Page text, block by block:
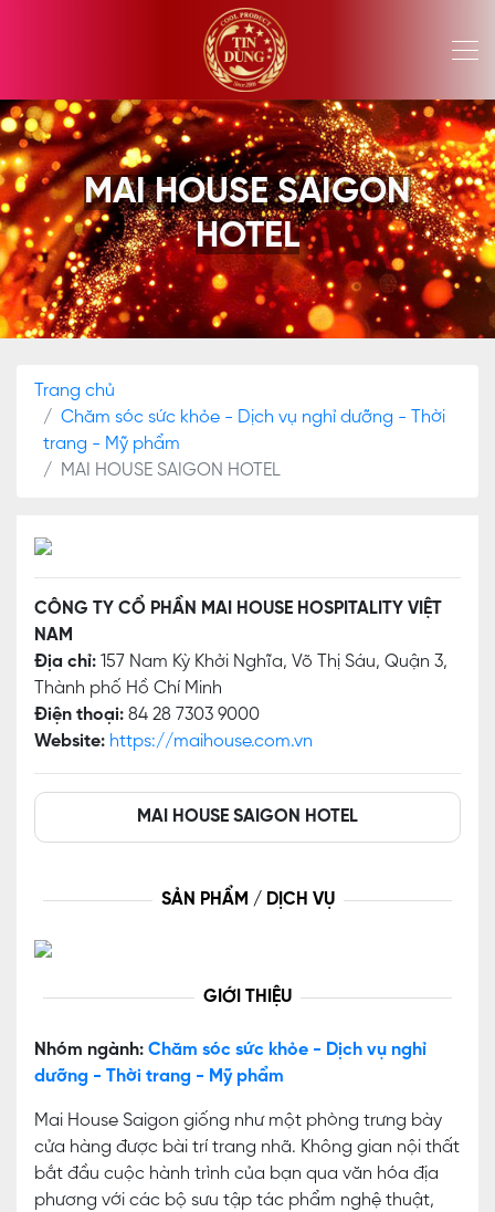
MAI HOUSE SAIGON
HOTEL
Trang chủ
Chăm sóc sức khỏe - Dịch vụ nghỉ dưỡng - Thời
trang - Mỹ phẩm
MAI HOUSE SAIGON HOTEL
CÔNG TY CỔ PHẦN MAI HOUSE HOSPITALITY VIỆT
NAM
Địa chỉ: 157 Nam Kỳ Khởi Nghĩa, Võ Thị Sáu, Quận 3,
Thành phố Hồ Chí Minh
Điện thoại: 84 28 7303 9000
Website: https://maihouse.com.vn
MAI HOUSE SAIGON HOTEL
SẢN PHẨM / DỊCH VỤ
GIỚI THIỆU
Nhóm ngành: Chăm sóc sức khỏe - Dịch vụ nghỉ
dưỡng - Thời trang - Mỹ phẩm
Mai House Saigon giống như một phòng trưng bày
cửa hàng được bài trí trang nhã. Không gian nội thất
bắt đầu cuộc hành trình của bạn qua văn hóa địa
phương với các bộ sưu tập tác phẩm nghệ thuật,